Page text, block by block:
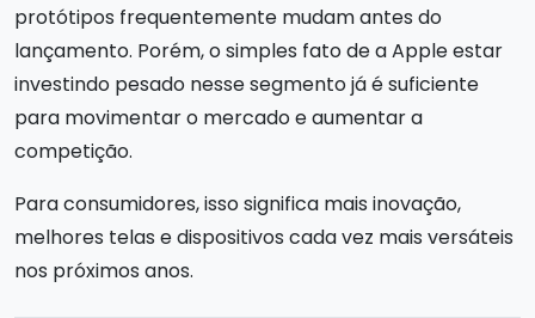
protótipos frequentemente mudam antes do
lançamento. Porém, o simples fato de a Apple estar
investindo pesado nesse segmento já é suficiente
para movimentar o mercado e aumentar a
competição.
Para consumidores, isso significa mais inovação,
melhores telas e dispositivos cada vez mais versáteis
nos próximos anos.